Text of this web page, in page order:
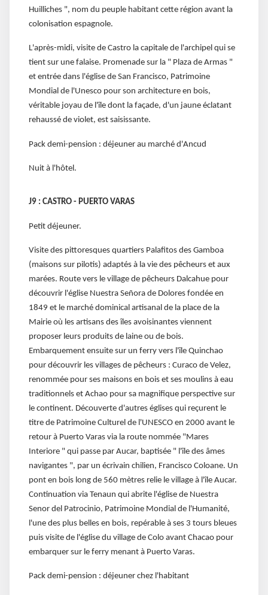
Huilliches ", nom du peuple habitant cette région avant la
colonisation espagnole.
L'après-midi, visite de Castro la capitale de l'archipel qui se
tient sur une falaise. Promenade sur la " Plaza de Armas "
et entrée dans l'église de San Francisco, Patrimoine
Mondial de l'Unesco pour son architecture en bois,
véritable joyau de l'île dont la façade, d'un jaune éclatant
rehaussé de violet, est saisissante.
Pack demi-pension : déjeuner au marché d'Ancud
Nuit à l'hôtel.
J9 : CASTRO - PUERTO VARAS
Petit déjeuner.
Visite des pittoresques quartiers Palafitos des Gamboa
(maisons sur pilotis) adaptés à la vie des pêcheurs et aux
marées. Route vers le village de pêcheurs Dalcahue pour
découvrir l'église Nuestra Señora de Dolores fondée en
1849 et le marché dominical artisanal de la place de la
Mairie où les artisans des îles avoisinantes viennent
proposer leurs produits de laine ou de bois.
Embarquement ensuite sur un ferry vers l'île Quinchao
pour découvrir les villages de pêcheurs : Curaco de Velez,
renommée pour ses maisons en bois et ses moulins à eau
traditionnels et Achao pour sa magnifique perspective sur
le continent. Découverte d'autres églises qui reçurent le
titre de Patrimoine Culturel de l'UNESCO en 2000 avant le
retour à Puerto Varas via la route nommée "Mares
Interiore " qui passe par Aucar, baptisée " l'île des âmes
navigantes ", par un écrivain chilien, Francisco Coloane. Un
pont en bois long de 560 mètres relie le village à l'île Aucar.
Continuation via Tenaun qui abrite l'église de Nuestra
Senor del Patrocinio, Patrimoine Mondial de l'Humanité,
l'une des plus belles en bois, repérable à ses 3 tours bleues
puis visite de l'église du village de Colo avant Chacao pour
embarquer sur le ferry menant à Puerto Varas.
Pack demi-pension : déjeuner chez l'habitant